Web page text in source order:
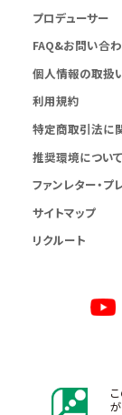
プロデューサー
FAQ&お問い合
個人情報の取扱
利用規約
特定商取引法に
推奨環境について
ファンレター・プ
サイトマップ
リクルート